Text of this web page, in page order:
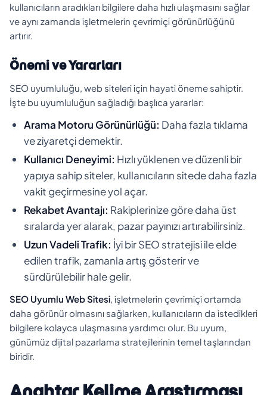
kullanıcıların aradıkları bilgilere daha hızlı ulaşmasını sağlar
ve aynı zamanda işletmelerin çevrimiçi görünürlüğünü
artırır.
Önemi ve Yararları
SEO uyumluluğu, web siteleri için hayati öneme sahiptir.
İşte bu uyumluluğun sağladığı başlıca yararlar:
Arama Motoru Görünürlüğü: Daha fazla tıklama
ve ziyaretçi demektir.
Kullanıcı Deneyimi: Hızlı yüklenen ve düzenli bir
yapıya sahip siteler, kullanıcıların sitede daha fazla
vakit geçirmesine yol açar.
Rekabet Avantajı: Rakiplerinize göre daha üst
sıralarda yer alarak, pazar payınızı artırabilirsiniz.
Uzun Vadeli Trafik: İyi bir SEO stratejisi ile elde
edilen trafik, zamanla artış gösterir ve
sürdürülebilir hale gelir.
SEO Uyumlu Web Sitesi, işletmelerin çevrimiçi ortamda
daha görünür olmasını sağlarken, kullanıcıların da istedikleri
bilgilere kolayca ulaşmasına yardımcı olur. Bu uyum,
günümüz dijital pazarlama stratejilerinin temel taşlarından
biridir.